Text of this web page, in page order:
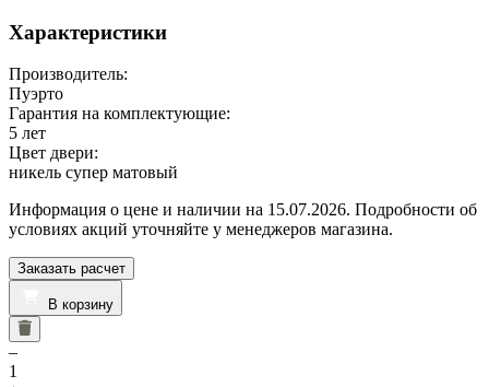
Характеристики
Производитель:
Пуэрто
Гарантия на комплектующие:
5 лет
Цвет двери:
никель супер матовый
Информация о цене и наличии на 15.07.2026. Подробности об
условиях акций уточняйте у менеджеров магазина.
Заказать расчет
В корзину
–
1